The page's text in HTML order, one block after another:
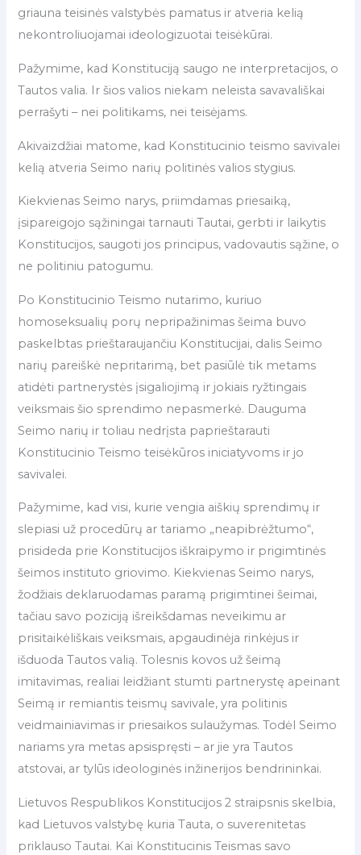
griauna teisinės valstybės pamatus ir atveria kelią
nekontroliuojamai ideologizuotai teisėkūrai.
Pažymime, kad Konstituciją saugo ne interpretacijos, o
Tautos valia. Ir šios valios niekam neleista savavališkai
perrašyti – nei politikams, nei teisėjams.
Akivaizdžiai matome, kad Konstitucinio teismo savivalei
kelią atveria Seimo narių politinės valios stygius.
Kiekvienas Seimo narys, priimdamas priesaiką,
įsipareigojo sąžiningai tarnauti Tautai, gerbti ir laikytis
Konstitucijos, saugoti jos principus, vadovautis sąžine, o
ne politiniu patogumu.
Po Konstitucinio Teismo nutarimo, kuriuo
homoseksualių porų nepripažinimas šeima buvo
paskelbtas prieštaraujančiu Konstitucijai, dalis Seimo
narių pareiškė nepritarimą, bet pasiūlė tik metams
atidėti partnerystės įsigaliojimą ir jokiais ryžtingais
veiksmais šio sprendimo nepasmerkė. Dauguma
Seimo narių ir toliau nedrįsta paprieštarauti
Konstitucinio Teismo teisėkūros iniciatyvoms ir jo
savivalei.
Pažymime, kad visi, kurie vengia aiškių sprendimų ir
slepiasi už procedūrų ar tariamo „neapibrėžtumo“,
prisideda prie Konstitucijos iškraipymo ir prigimtinės
šeimos instituto griovimo. Kiekvienas Seimo narys,
žodžiais deklaruodamas paramą prigimtinei šeimai,
tačiau savo poziciją išreikšdamas neveikimu ar
prisitaikėliškais veiksmais, apgaudinėja rinkėjus ir
išduoda Tautos valią. Tolesnis kovos už šeimą
imitavimas, realiai leidžiant stumti partnerystę apeinant
Seimą ir remiantis teismų savivale, yra politinis
veidmainiavimas ir priesaikos sulaužymas. Todėl Seimo
nariams yra metas apsispręsti – ar jie yra Tautos
atstovai, ar tylūs ideologinės inžinerijos bendrininkai.
Lietuvos Respublikos Konstitucijos 2 straipsnis skelbia,
kad Lietuvos valstybę kuria Tauta, o suverenitetas
priklauso Tautai. Kai Konstitucinis Teismas savo